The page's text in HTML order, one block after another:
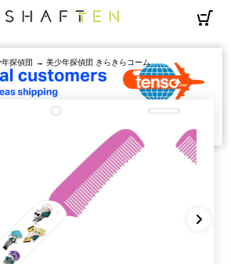
探偵団 → 美少年探偵団 きらきらコーム